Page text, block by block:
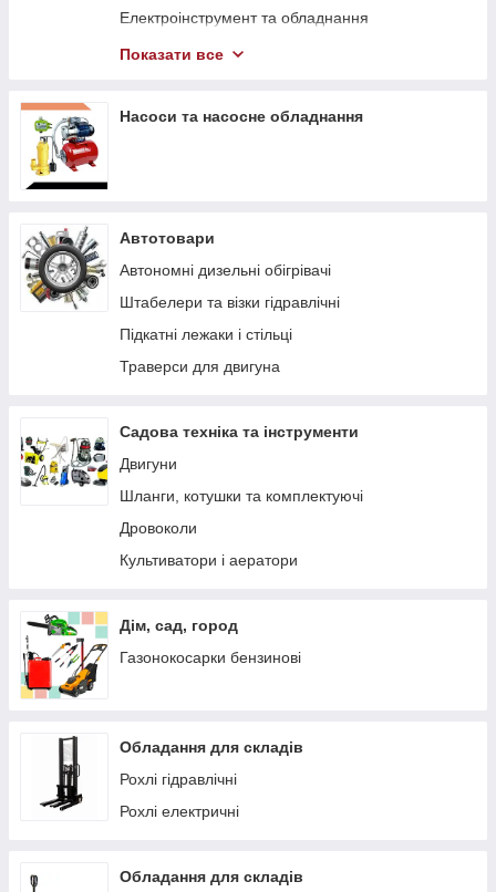
Електроінструмент та обладнання
Компресори
Показати все
Насоси та насосне обладнання
Автотовари
Автономні дизельні обігрівачі
Штабелери та візки гідравлічні
Підкaтні лeжaки і cтільці
Траверси для двигуна
Садова техніка та інструменти
Двигуни
Шланги, котушки та комплектуючі
Дровоколи
Культиватори і аератори
Дім, сад, город
Газонокосарки бензинові
Обладання для складів
Рохлі гідравлічні
Рохлі електричні
Обладання для складів